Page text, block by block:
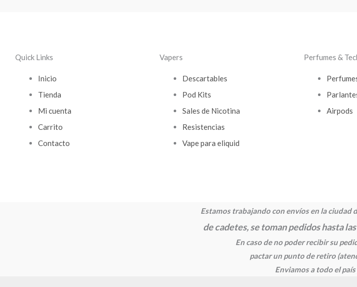
Quick Links
Inicio
Tienda
Mi cuenta
Carrito
Contacto
Vapers
Descartables
Pod Kits
Sales de Nicotina
Resistencias
Vape para eliquid
Perfumes &
Airpods
Estamos trabajando con envíos en la ciudad
de cadetes, se toman pedidos hasta
En caso de no poder recibir su
pactar un punto de retiro
Enviamos a todo el